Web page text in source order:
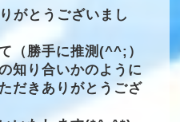
がとうございまし
（勝手に推測(^^;）
知り合いかのように
だきありがとうござ